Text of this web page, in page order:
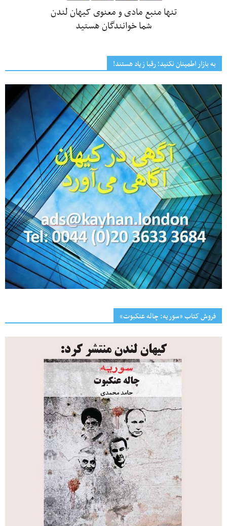
تنها منبع مادی و معنوی کیهان لندن
شما خوانندگان هستید
به بازار اطمینان نکنید؛ رقبا زیاد هستند!
فروش کتاب «سوریه: چاله عنکبوت»